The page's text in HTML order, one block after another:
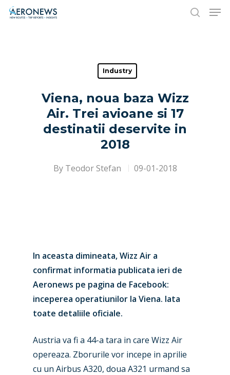
Hit enter to search or ESC to close
Industry
Viena, noua baza Wizz
Air. Trei avioane si 17
destinatii deservite in
2018
By Teodor Stefan 09-01-2018
In aceasta dimineata, Wizz Air a
confirmat informatia publicata ieri de
Aeronews pe pagina de Facebook:
inceperea operatiunilor la Viena. Iata
toate detaliile oficiale.
Austria va fi a 44-a tara in care Wizz Air
opereaza. Zborurile vor incepe in aprilie
cu un Airbus A320, doua A321 urmand sa